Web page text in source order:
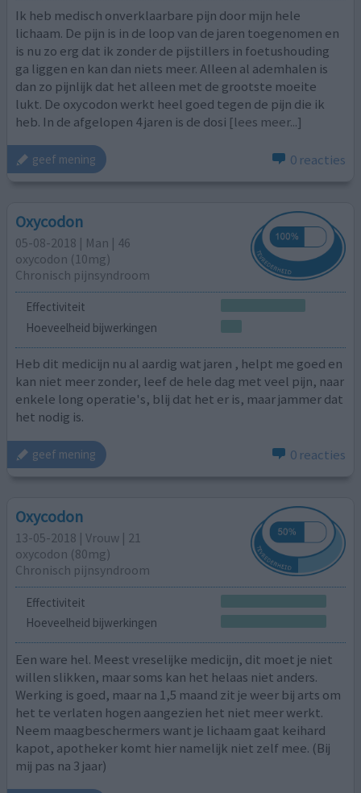
Ik heb medisch onverklaarbare pijn door mijn hele
lichaam. De pijn is in de loop van de jaren toegenomen en
is nu zo erg dat ik zonder de pijstillers in foetushouding
ga liggen en kan dan niets meer. Alleen al ademhalen is
dan zo pijnlijk dat het alleen met de grootste moeite
lukt. De oxycodon werkt heel goed tegen de pijn die ik
heb. In de afgelopen 4 jaren is de dosi [lees meer...]
geef mening 0 reacties
Oxycodon
05-08-2018 | Man | 46
oxycodon (10mg)
Chronisch pijnsyndroom
Effectiviteit
Hoeveelheid bijwerkingen
Heb dit medicijn nu al aardig wat jaren , helpt me goed en
kan niet meer zonder, leef de hele dag met veel pijn, naar
enkele long operatie's, blij dat het er is, maar jammer dat
het nodig is.
geef mening 0 reacties
Oxycodon
13-05-2018 | Vrouw | 21
oxycodon (80mg)
Chronisch pijnsyndroom
Effectiviteit
Hoeveelheid bijwerkingen
Een ware hel. Meest vreselijke medicijn, dit moet je niet
willen slikken, maar soms kan het helaas niet anders.
Werking is goed, maar na 1,5 maand zit je weer bij arts om
het te verlaten hogen aangezien het niet meer werkt.
Neem maagbeschermers want je lichaam gaat keihard
kapot, apotheker komt hier namelijk niet zelf mee. (Bij
mij pas na 3 jaar)